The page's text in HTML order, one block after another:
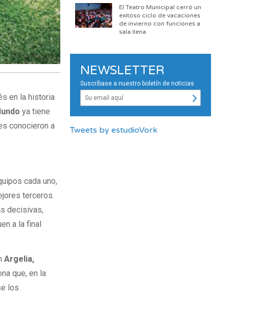
en la historia
ya tiene
conocieron a
cada uno,
terceros.
decisivas,
a la final
Argelia,
que, en la
los
El Teatro Municipal cerró un
exitoso ciclo de vacaciones
de invierno con funciones a
sala llena
NEWSLETTER
Suscríbase a nuestro boletín de noticias
Tweets by estudioVork